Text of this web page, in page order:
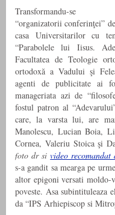
Transformandu-se
“organizatorii conferinţei”
casa Universitarilor cu
“Parabolele lui Iisus.
Facultatea de Teologie
ortodoxă a Vadului şi
agenti de publicitate ai
manageriata azi de
fostul patron al
care, la varsta lui, are
Manolescu, Lucian Boia,
Cornea, Valeriu Stoica şi
foto dr sivideo
s-a gandit sa mearga pe
altor epigoni versati
poveste. Asa
da “IPS Arhiepiscop si